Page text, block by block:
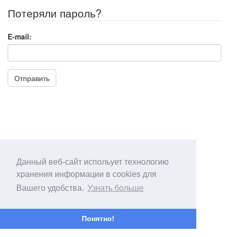
Данный веб-сайт испольует технологию
хранения информации в cookies для
Вашего удобства. Узнать больше
Понятно!
Потеряли пароль?
E-mail:
Отправить